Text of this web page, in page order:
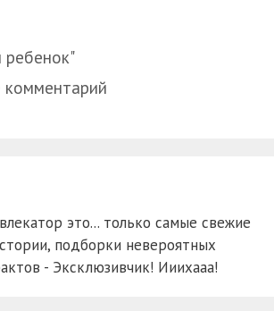
ребенок"
комментарий
это... только самые свежие
подборки невероятных
- Эксклюзивчик! Ииихааа!